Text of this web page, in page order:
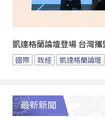
凱達格蘭論壇登場 台灣
國際 政經 凱達格蘭論壇
最新新聞